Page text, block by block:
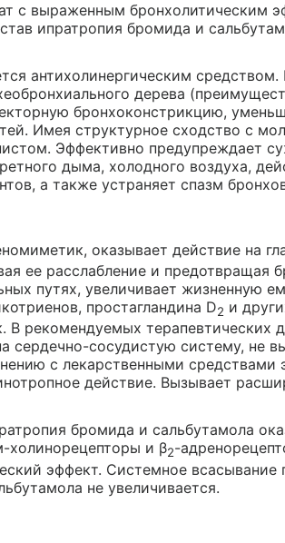
с выраженным бронхолитическим
ипратропия бромида и
антихолинергическим
дерева
бронхоконстрикцию,
Имея структурное сходство с
Эффективно предупреждает
дыма, холодного воздуха,
а также устраняет спазм
оказывает действие на
ее расслабление и предотвращая
путях, увеличивает жизненную
простагландина D2 и
В рекомендуемых терапевтических
сердечно-сосудистую систему, не
с лекарственными средствами
действие. Вызывает
бромида и сальбутамола
холинорецепторы и β2-
эффект. Системное всасывание
не увеличивается.